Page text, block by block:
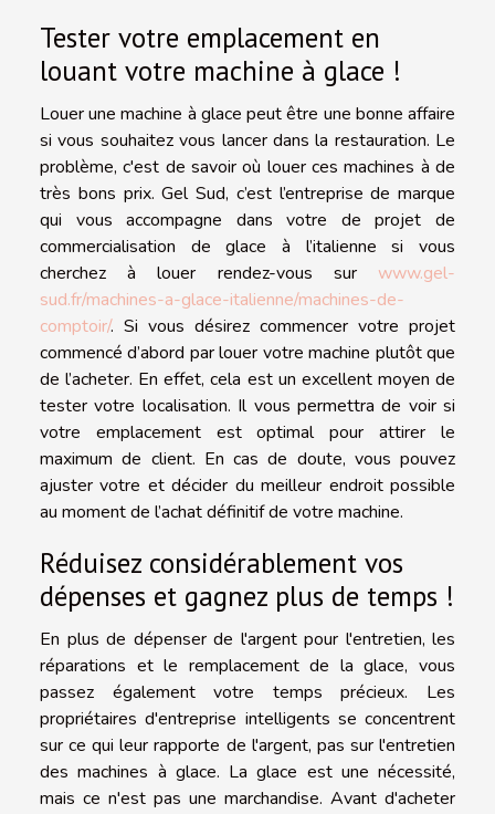
Tester votre emplacement en
louant votre machine à glace !
Louer une machine à glace peut être une bonne affaire
si vous souhaitez vous lancer dans la restauration. Le
problème, c'est de savoir où louer ces machines à de
très bons prix. Gel Sud, c’est l’entreprise de marque
qui vous accompagne dans votre de projet de
commercialisation de glace à l’italienne si vous
cherchez à louer rendez-vous sur www.gel-
sud.fr/machines-a-glace-italienne/machines-de-
comptoir/. Si vous désirez commencer votre projet
commencé d’abord par louer votre machine plutôt que
de l’acheter. En effet, cela est un excellent moyen de
tester votre localisation. Il vous permettra de voir si
votre emplacement est optimal pour attirer le
maximum de client. En cas de doute, vous pouvez
ajuster votre et décider du meilleur endroit possible
au moment de l’achat définitif de votre machine.
Réduisez considérablement vos
dépenses et gagnez plus de temps !
En plus de dépenser de l'argent pour l'entretien, les
réparations et le remplacement de la glace, vous
passez également votre temps précieux. Les
propriétaires d'entreprise intelligents se concentrent
sur ce qui leur rapporte de l'argent, pas sur l'entretien
des machines à glace. La glace est une nécessité,
mais ce n'est pas une marchandise. Avant d'acheter